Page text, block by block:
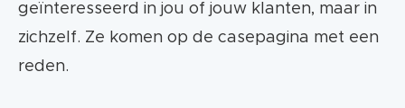
geïnteresseerd in jou of jouw klanten, maar in
zichzelf. Ze komen op de casepagina met een
reden.